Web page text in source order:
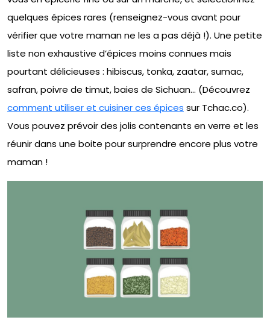
quelques épices rares (renseignez-vous avant pour
vérifier que votre maman ne les a pas déjà !). Une petite
liste non exhaustive d’épices moins connues mais
pourtant délicieuses : hibiscus, tonka, zaatar, sumac,
safran, poivre de timut, baies de Sichuan… (Découvrez
comment utiliser et cuisiner ces épices sur Tchac.co).
Vous pouvez prévoir des jolis contenants en verre et les
réunir dans une boite pour surprendre encore plus votre
maman !